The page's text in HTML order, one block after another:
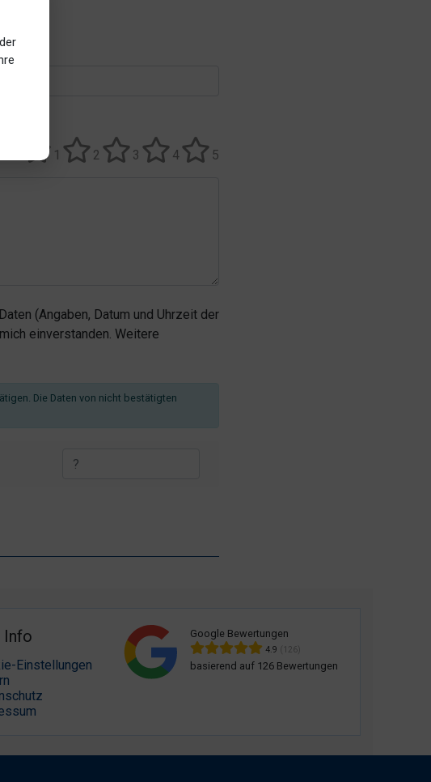
5
4
3
2
1
(Angaben, Datum und Uhrzeit der
einverstanden. Weitere
Die Daten von nicht bestätigten
Info
Einstellungen
Google Bewertungen
4.9 (126)
basierend auf 126 Bewertungen